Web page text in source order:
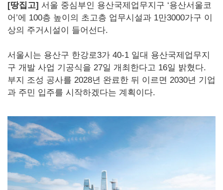
[땅집고] 서울 중심부인 용산국제업무지구 ‘용산서울코
어’에 100층 높이의 초고층 업무시설과 1만3000가구 이
상의 주거시설이 들어선다.
서울시는 용산구 한강로3가 40-1 일대 용산국제업무지
구 개발 사업 기공식을 27일 개최한다고 16일 밝혔다.
부지 조성 공사를 2028년 완료한 뒤 이르면 2030년 기업
과 주민 입주를 시작하겠다는 계획이다.